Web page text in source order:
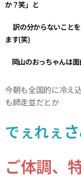
か？笑」 と
訳の分からないこと
ます(笑)
岡山のおっちゃんは
今朝も全国的に冷
も師走並だとか
でぇれぇ
ご体調、